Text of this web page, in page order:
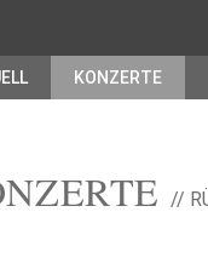
KONZERTE
//